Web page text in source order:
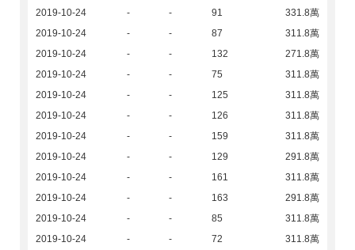
2019-10-24
- - 91
331.8萬
2019-10-24
- - 87
311.8萬
2019-10-24
- - 132
271.8萬
2019-10-24
- - 75
311.8萬
2019-10-24
- - 125
311.8萬
2019-10-24
- - 126
311.8萬
2019-10-24
- - 159
311.8萬
2019-10-24
- - 129
291.8萬
2019-10-24
- - 161
311.8萬
2019-10-24
- - 163
291.8萬
2019-10-24
- - 85
311.8萬
2019-10-24
- - 72
311.8萬